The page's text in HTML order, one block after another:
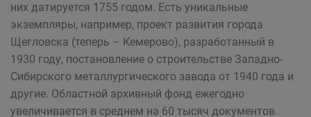
них датируется 1755 годом. Есть уникальные
экземпляры, например, проект развития города
Щегловска (теперь – Кемерово), разработанный в
1930 году, постановление о строительстве Западно-
Сибирского металлургического завода от 1940 года и
другие. Областной архивный фонд ежегодно
увеличивается в среднем на 60 тысяч документов.